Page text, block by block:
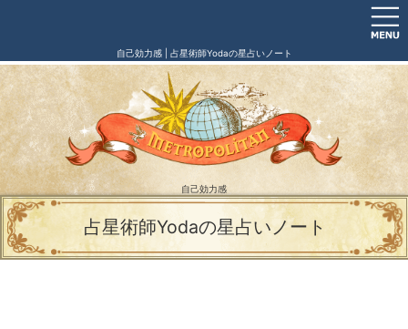
自己効力感 | 占星術師Yodaの星占いノート
自己効力感
占星術師Yodaの星占いノート